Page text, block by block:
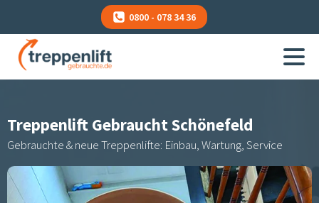
0800 - 078 34 36
Treppenlift GebrauchtSchönefeld
Gebrauchte & neue Treppenlifte: Einbau, Wartung, Service